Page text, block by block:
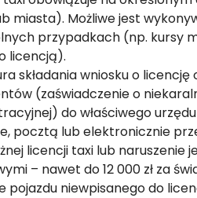
miasta). Możliwe jest
przypadkach (np. kursy
licencją).
składania wniosku o
(zaświadczenie o
do właściwego
pocztą lub elektronicznie
licencji taxi lub naruszenie
– nawet do 12 000 zł za
pojazdu niewpisanego do